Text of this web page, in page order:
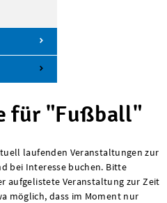
für "Fußball"
laufenden Veranstaltungen zur
bei Interesse buchen. Bitte
aufgelistete Veranstaltung zur Zeit
möglich, dass im Moment nur